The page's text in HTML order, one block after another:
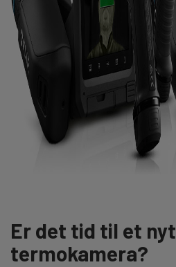
Er det tid til et nyt
termokamera?